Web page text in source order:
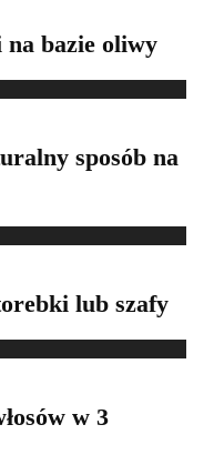
na bazie oliwy
sposób na
lub szafy
w 3